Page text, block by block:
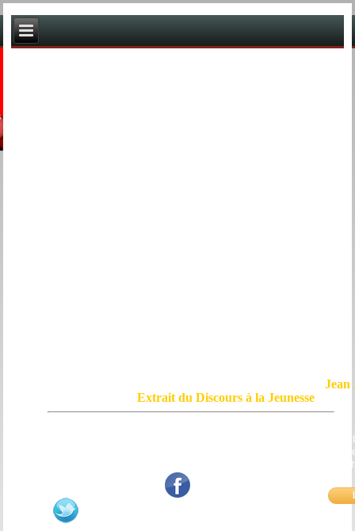
Jean
Extrait du Discours à la Jeunesse
mensonge triomphant qui passe, et de ne pas faire écho, de notre
bouche et de nos mains aux applaudissements imbéciles et aux